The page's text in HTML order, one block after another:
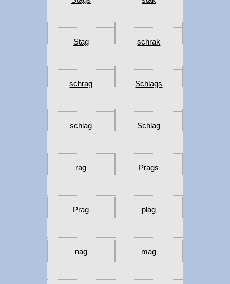
Stag schrak
schrag Schlags
schlag Schlag
rag Prags
Prag plag
nag mag